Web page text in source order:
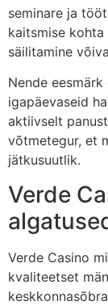
seminare ja
kaitsmise
säilitamine
Nende
igapäevaseid
aktiivselt
võtmetegur, et
jätkusuutlik.
Verde
Verde Casino
kvaliteetset